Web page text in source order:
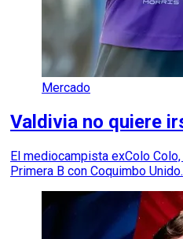
Mercado
Valdivia no quiere
El mediocampista exColo
Primera B con Coquimbo Unido.